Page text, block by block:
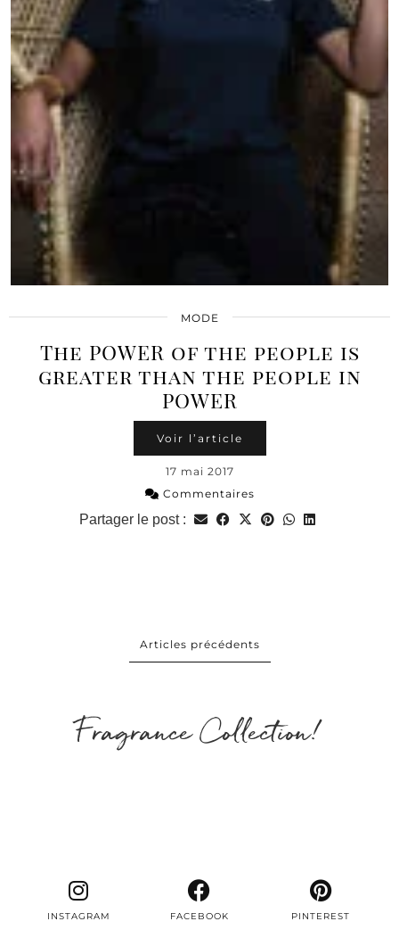
MODE
The POWER of the people is
greater than the people in
POWER
Voir l’article
17 mai 2017
Commentaires
Partager le post :
Articles précédents
Fragrance Collection!
INSTAGRAM FACEBOOK PINTEREST